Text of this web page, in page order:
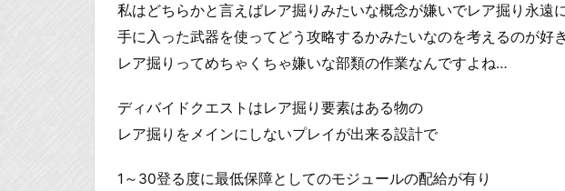
私はどちらかと言えばレア掘りみたいな概念が嫌いでレア掘り永遠
手に入った武器を使ってどう攻略するかみたいなのを考えるのが好
レア掘りってめちゃくちゃ嫌いな部類の作業なんですよね…
ディバイドクエストはレア掘り要素はある物の
レア掘りをメインにしないプレイが出来る設計で
1～30登る度に最低保障としてのモジュールの配給が有り